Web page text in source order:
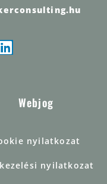
Webjog
nyilatkozat
nyilatkozat